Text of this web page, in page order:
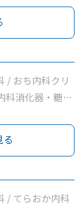
/ おち内科クリ
科消化器・糖尿
院
/ てらおか内科